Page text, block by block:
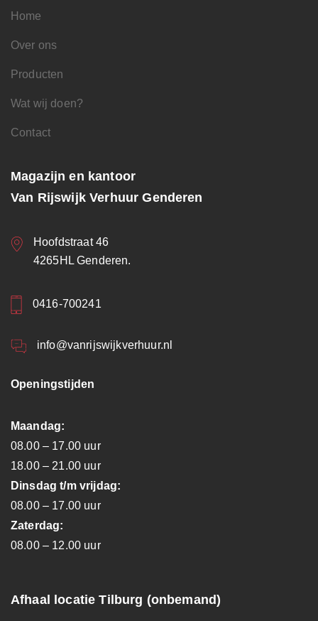
Home
Over ons
Producten
Wat wij doen?
Contact
Magazijn en kantoor
Van Rijswijk Verhuur Genderen
Hoofdstraat 46
4265HL Genderen.
0416-700241
info@vanrijswijkverhuur.nl
Openingstijden
Maandag:
08.00 – 17.00 uur
18.00 – 21.00 uur
Dinsdag t/m vrijdag:
08.00 – 17.00 uur
Zaterdag:
08.00 – 12.00 uur
Afhaal locatie Tilburg (onbemand)